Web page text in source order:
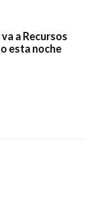
a Recursos
esta noche